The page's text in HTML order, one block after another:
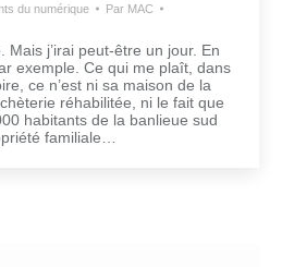
du numérique Par MAC
Mais j’irai peut-être un jour. En
exemple. Ce qui me plaît, dans
ce n’est ni sa maison de la
réhabilitée, ni le fait que
habitants de la banlieue sud
familiale…